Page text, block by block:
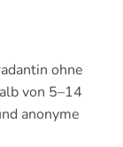
ohne
von 5–14
anonyme